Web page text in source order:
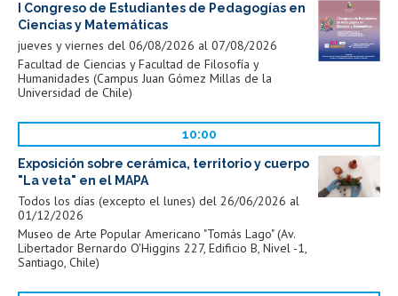
I Congreso de Estudiantes de Pedagogías en
Ciencias y Matemáticas
jueves y viernes del 06/08/2026 al 07/08/2026
Facultad de Ciencias y Facultad de Filosofía y
Humanidades (Campus Juan Gómez Millas de la
Universidad de Chile)
10:00
Exposición sobre cerámica, territorio y cuerpo
"La veta" en el MAPA
Todos los días (excepto el lunes) del 26/06/2026 al
01/12/2026
Museo de Arte Popular Americano "Tomás Lago" (Av.
Libertador Bernardo O'Higgins 227, Edificio B, Nivel -1,
Santiago, Chile)